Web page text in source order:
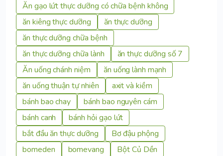
Ăn gạo lứt thực dưỡng có chữa bệnh không
ăn kiêng thực dưỡng
ăn thực dưỡng
ăn thực dưỡng chữa bệnh
ăn thực dưỡng chữa lành
ăn thực dưỡng số 7
Ăn uống chánh niệm
ăn uống lành mạnh
ăn uống thuận tự nhiên
axit và kiềm
bánh bao chay
bánh bao nguyên cám
bánh canh
bánh hỏi gạo lứt
bắt đầu ăn thực dưỡng
Bơ đậu phộng
bomeden
bomevang
Bột Củ Dền